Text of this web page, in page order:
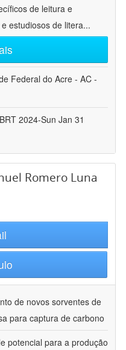
de leitura e
estudiosos de litera...
Federal do Acre - AC -
2024-Sun Jan 31
Romero Luna
de novos sorventes de
para captura de carbono
potencial para a produção